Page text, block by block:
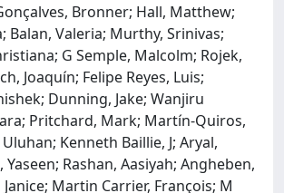
Bronner; Hall, Matthew;
Balan, Valeria; Murthy, Srinivas;
G Semple, Malcolm; Rojek,
Joaquín; Felipe Reyes, Luis;
Dunning, Jake; Wanjiru
Pritchard, Mark; Martín-Quiros,
Kenneth Baillie, J; Aryal,
Rashan, Aasiyah; Angheben,
Martin Carrier, François; M